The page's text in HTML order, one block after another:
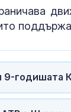
9-годишата